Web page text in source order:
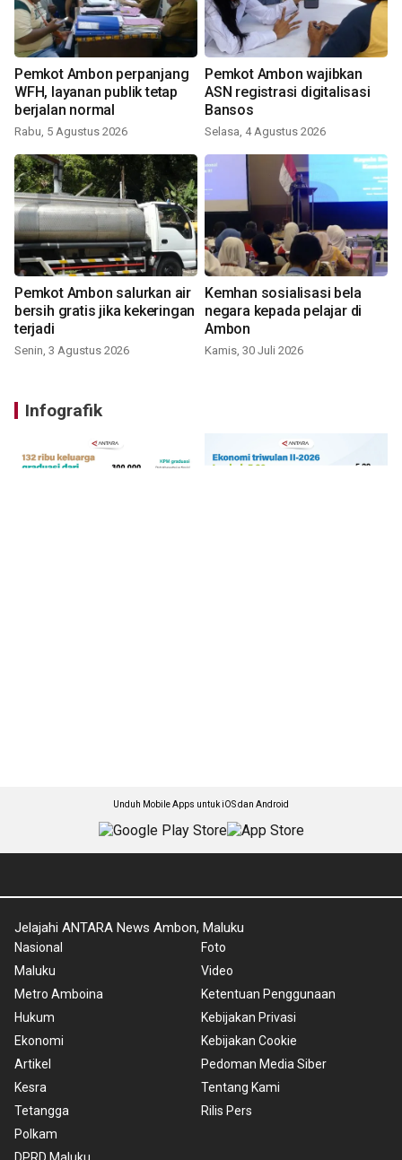
Pemkot Ambon perpanjang
WFH, layanan publik tetap
berjalan normal
Rabu, 5 Agustus 2026
Pemkot Ambon wajibkan
ASN registrasi digitalisasi
Bansos
Selasa, 4 Agustus 2026
Pemkot Ambon salurkan air
bersih gratis jika kekeringan
terjadi
Senin, 3 Agustus 2026
Kemhan sosialisasi bela
negara kepada pelajar di
Ambon
Kamis, 30 Juli 2026
Infografik
Unduh Mobile Apps untuk iOS dan Android
Jelajahi ANTARA News Ambon, Maluku
Nasional
Maluku
Metro Amboina
Hukum
Ekonomi
Artikel
Kesra
Tetangga
Polkam
DPRD Maluku
Foto
Video
Ketentuan Penggunaan
Kebijakan Privasi
Kebijakan Cookie
Pedoman Media Siber
Tentang Kami
Rilis Pers